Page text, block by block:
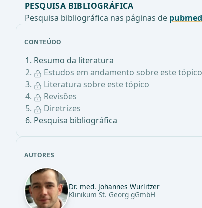
CONTEÚDO
Resumo da literatura
Estudos em andamento sobre este tópico
Literatura sobre este tópico
Revisões
Diretrizes
Pesquisa bibliográfica
AUTORES
Dr. med. Johannes Wurlitzer
Klinikum St. Georg gGmbH
PESQUISA BIBLIOGRÁFICA
Pesquisa bibliográfica nas páginas de pubmed